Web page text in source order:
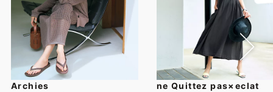
Archies ne Quittez pas×eclat